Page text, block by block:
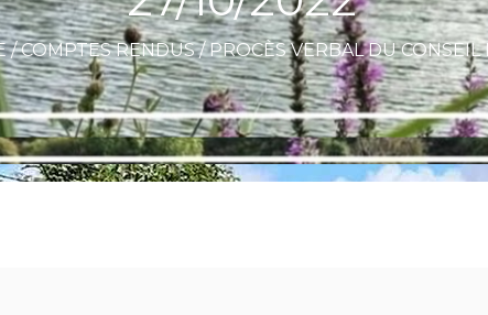
/COMPTES RENDUS/PROCÈS VERBAL DU